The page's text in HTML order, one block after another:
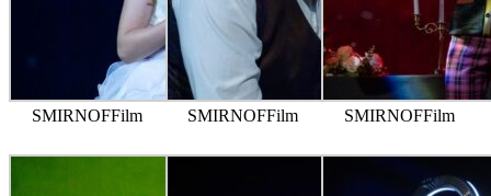
SMIRNOFFilm SMIRNOFFilm SMIRNOFFilm